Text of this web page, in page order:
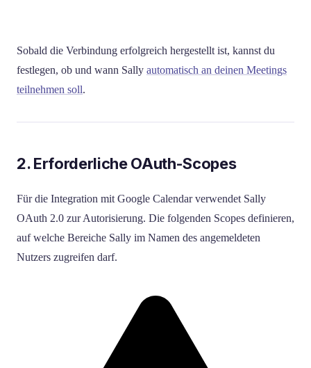
Sobald die Verbindung erfolgreich hergestellt ist, kannst du
festlegen, ob und wann Sally automatisch an deinen Meetings
teilnehmen soll.
2. Erforderliche OAuth-Scopes
Für die Integration mit Google Calendar verwendet Sally
OAuth 2.0 zur Autorisierung. Die folgenden Scopes definieren,
auf welche Bereiche Sally im Namen des angemeldeten
Nutzers zugreifen darf.